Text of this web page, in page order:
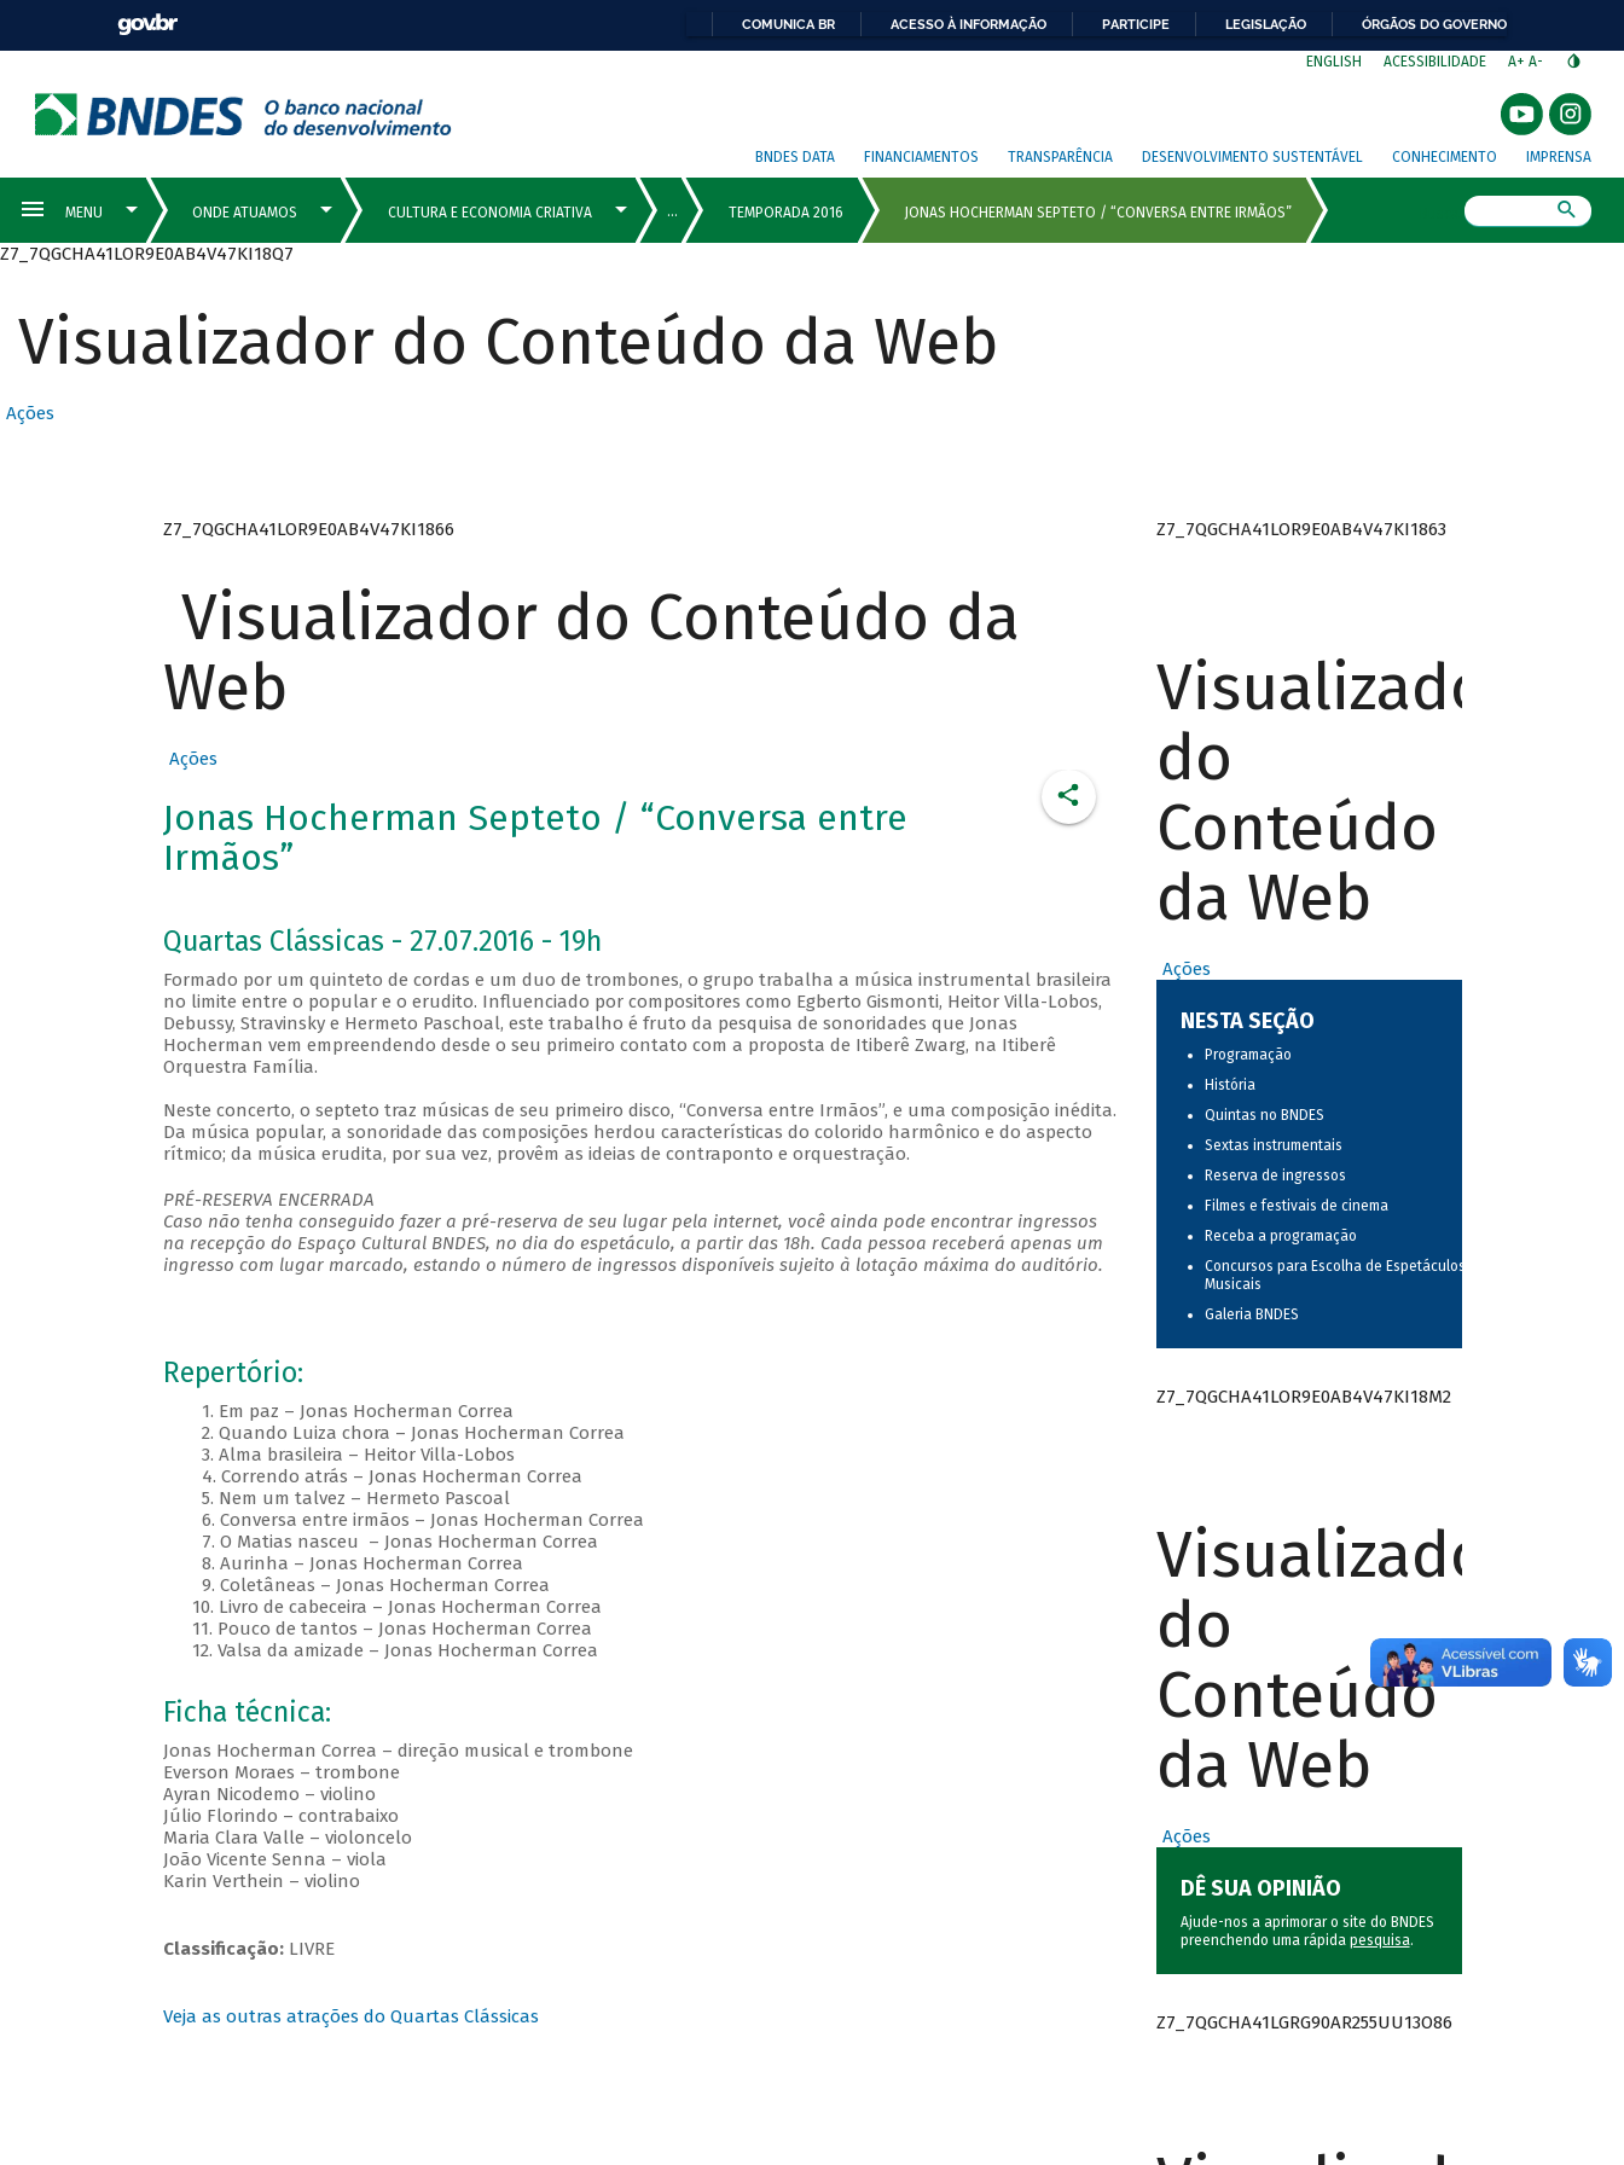
COMUNICA BR ACESSO À INFORMAÇÃO PARTICIPE LEGISLAÇÃO ÓRGÃOS DO GOVERNO
ENGLISH ACESSIBILIDADE A+ A-
BNDES DATA FINANCIAMENTOS TRANSPARÊNCIA DESENVOLVIMENTO SUSTENTÁVEL CONHECIMENTO IMPRENSA
Z7_7QGCHA41LOR9E0AB4V47KI18Q7
Visualizador do Conteúdo da Web
Ações
Z7_7QGCHA41LOR9E0AB4V47KI1866
Visualizador do Conteúdo da
Web
Ações
Jonas Hocherman Septeto / “Conversa entre
Irmãos”
Quartas Clássicas - 27.07.2016 - 19h
Formado por um quinteto de cordas e um duo de trombones, o grupo trabalha a música instrumental brasileira
no limite entre o popular e o erudito. Influenciado por compositores como Egberto Gismonti, Heitor Villa-Lobos,
Debussy, Stravinsky e Hermeto Paschoal, este trabalho é fruto da pesquisa de sonoridades que Jonas
Hocherman vem empreendendo desde o seu primeiro contato com a proposta de Itiberê Zwarg, na Itiberê
Orquestra Família.
Neste concerto, o septeto traz músicas de seu primeiro disco, “Conversa entre Irmãos”, e uma composição inédita.
Da música popular, a sonoridade das composições herdou características do colorido harmônico e do aspecto
rítmico; da música erudita, por sua vez, provêm as ideias de contraponto e orquestração.
PRÉ-RESERVA ENCERRADA
Caso não tenha conseguido fazer a pré-reserva de seu lugar pela internet, você ainda pode encontrar ingressos
na recepção do Espaço Cultural BNDES, no dia do espetáculo, a partir das 18h. Cada pessoa receberá apenas um
ingresso com lugar marcado, estando o número de ingressos disponíveis sujeito à lotação máxima do auditório.
Repertório:
1. Em paz – Jonas Hocherman Correa
2. Quando Luiza chora – Jonas Hocherman Correa
3. Alma brasileira – Heitor Villa-Lobos
4. Correndo atrás – Jonas Hocherman Correa
5. Nem um talvez – Hermeto Pascoal
6. Conversa entre irmãos – Jonas Hocherman Correa
7. O Matias nasceu – Jonas Hocherman Correa
8. Aurinha – Jonas Hocherman Correa
9. Coletâneas – Jonas Hocherman Correa
10. Livro de cabeceira – Jonas Hocherman Correa
11. Pouco de tantos – Jonas Hocherman Correa
12. Valsa da amizade – Jonas Hocherman Correa
Ficha técnica:
Jonas Hocherman Correa – direção musical e trombone
Everson Moraes – trombone
Ayran Nicodemo – violino
Júlio Florindo – contrabaixo
Maria Clara Valle – violoncelo
João Vicente Senna – viola
Karin Verthein – violino
Classificação:LIVRE
Veja as outras atrações do Quartas Clássicas
Z7_7QGCHA41LOR9E0AB4V47KI1863
Visualizador
do
Conteúdo
da Web
Ações
NESTA SEÇÃO
Programação
História
Quintas no BNDES
Sextas instrumentais
Reserva de ingressos
Filmes e festivais de cinema
Receba a programação
Concursos para Escolha de Espetáculos
Musicais
Galeria BNDES
Z7_7QGCHA41LOR9E0AB4V47KI18M2
Visualizador
do
Conteúdo
da Web
Ações
DÊ SUA OPINIÃO
Ajude-nos a aprimorar o site do BNDES
preenchendo uma rápida pesquisa.
Z7_7QGCHA41LGRG90AR255UU13O86